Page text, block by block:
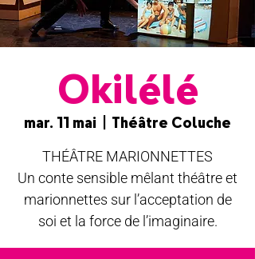
Okilélé
mar. 11 mai Théâtre Coluche
THÉÂTRE MARIONNETTES
Un conte sensible mêlant théâtre et
marionnettes sur l’acceptation de
soi et la force de l’imaginaire.